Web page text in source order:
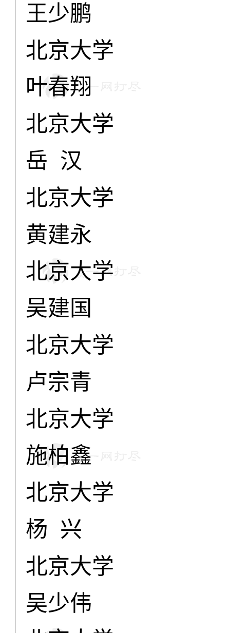
王少鹏
北京大学
叶春翔
北京大学
岳 汉
北京大学
黄建永
北京大学
吴建国
北京大学
卢宗青
北京大学
施柏鑫
北京大学
杨 兴
北京大学
吴少伟